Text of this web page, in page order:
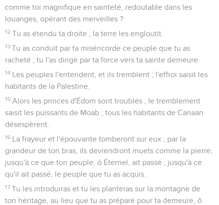
comme toi magnifique en sainteté, redoutable dans les
louanges, opérant des merveilles ?
12 Tu as étendu ta droite ; la terre les engloutit.
13 Tu as conduit par ta miséricorde ce peuple que tu as
racheté ; tu l'as dirigé par ta force vers ta sainte demeure.
14 Les peuples l'entendent, et ils tremblent ; l'effroi saisit les
habitants de la Palestine.
15 Alors les princes d'Édom sont troublés ; le tremblement
saisit les puissants de Moab ; tous les habitants de Canaan
désespèrent.
16 La frayeur et l'épouvante tomberont sur eux ; par la
grandeur de ton bras, ils deviendront muets comme la pierre,
jusqu'à ce que ton peuple, ô Éternel, ait passé ; jusqu'à ce
qu'il ait passé, le peuple que tu as acquis.
17 Tu les introduiras et tu les planteras sur la montagne de
ton héritage, au lieu que tu as préparé pour ta demeure, ô